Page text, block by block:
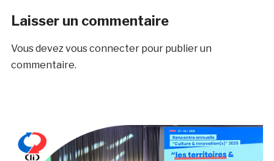
Laisser un commentaire
Vous devez vous connecterpour publier un
commentaire.